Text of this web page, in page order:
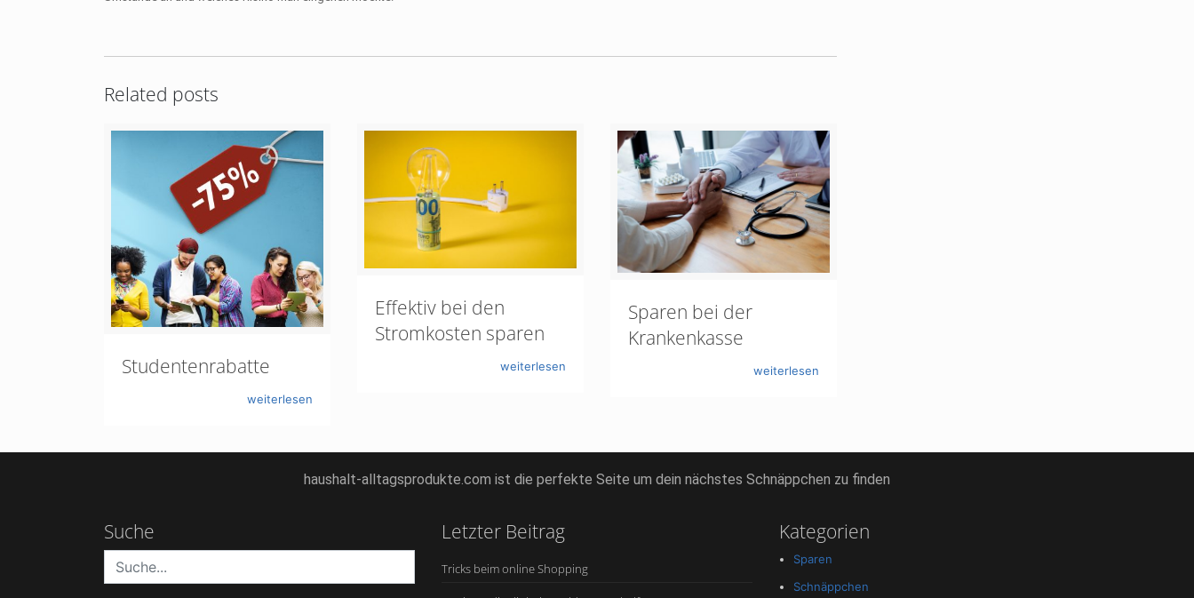
Related posts
Studentenrabatte
weiterlesen
Effektiv bei den
Stromkosten sparen
weiterlesen
Sparen bei der
Krankenkasse
weiterlesen
haushalt-alltagsprodukte.com ist die perfekte Seite um dein nächstes Schnäppchen zu finden
Suche Letzter Beitrag
Tricks beim online Shopping
Kategorien
Sparen
Schnäppchen